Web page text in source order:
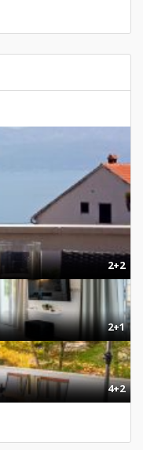
2+2
2+1
4+2